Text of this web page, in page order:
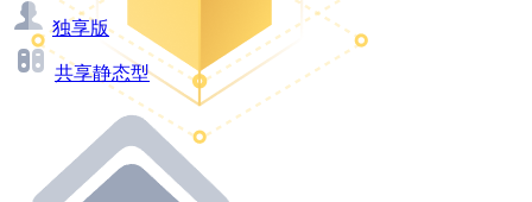
独享版
共享静态型